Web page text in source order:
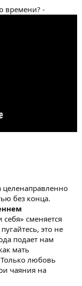
времени? -
целенаправленно
без конца.
сменяется
это не
подает нам
мать
Только любовь
чаяния на